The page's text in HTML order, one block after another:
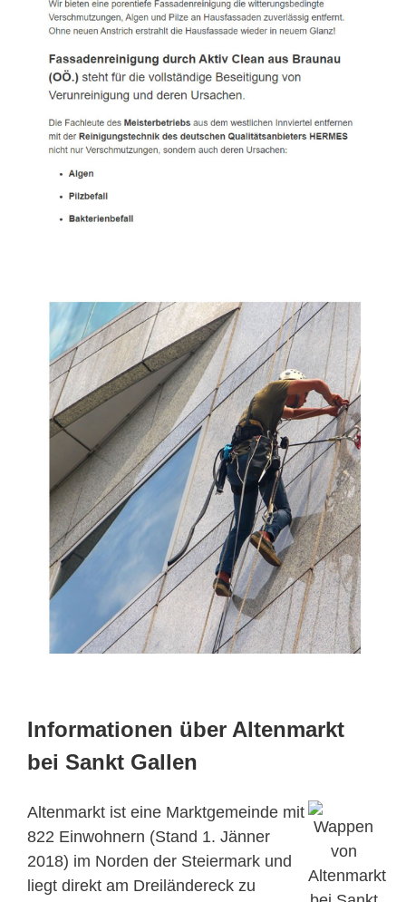
Informationen über Altenmarkt
bei Sankt Gallen
Altenmarkt ist eine Marktgemeinde mit
822 Einwohnern (Stand 1. Jänner
2018) im Norden der Steiermark und
liegt direkt am Dreiländereck zu